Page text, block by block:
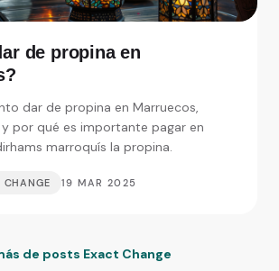
de propina en
dar de propina en Marruecos,
por qué es importante pagar en
marroquís la propina.
CHANGE 19 MAR 2025
de posts Exact Change